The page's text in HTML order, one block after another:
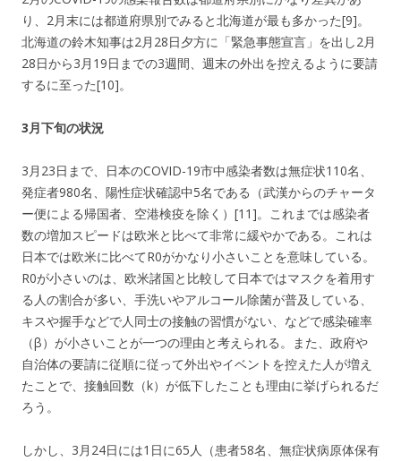
り、2月末には都道府県別でみると北海道が最も多かった[9]。
北海道の鈴木知事は2月28日夕方に「緊急事態宣言」を出し2月
28日から3月19日までの3週間、週末の外出を控えるように要請
するに至った[10]。
3月下旬の状況
3月23日まで、日本のCOVID-19市中感染者数は無症状110名、
発症者980名、陽性症状確認中5名である（武漢からのチャータ
ー便による帰国者、空港検疫を除く）[11]。これまでは感染者
数の増加スピードは欧米と比べて非常に緩やかである。これは
日本では欧米に比べてR0がかなり小さいことを意味している。
R0が小さいのは、欧米諸国と比較して日本ではマスクを着用す
る人の割合が多い、手洗いやアルコール除菌が普及している、
キスや握手などで人同士の接触の習慣がない、などで感染確率
（β）が小さいことが一つの理由と考えられる。また、政府や
自治体の要請に従順に従って外出やイベントを控えた人が増え
たことで、接触回数（k）が低下したことも理由に挙げられるだ
ろう。
しかし、3月24日には1日に65人（患者58名、無症状病原体保有